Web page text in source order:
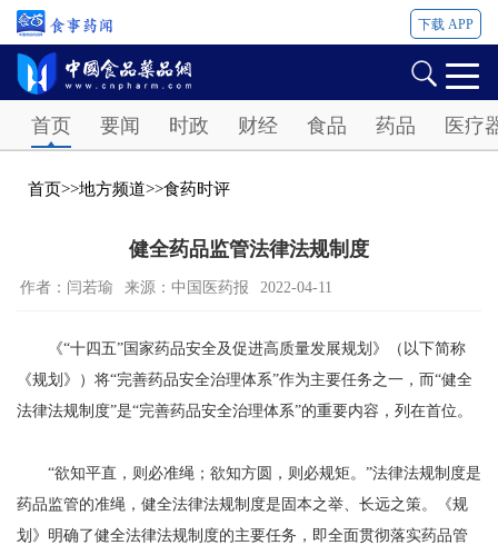
下载 APP
首页 要闻 时政 财经 食品 药品 医疗
首页>>地方频道>>食药时评
健全药品监管法律法规制度
作者：闫若瑜 来源：中国医药报 2022-04-11
《“十四五”国家药品安全及促进高质量发展规划》（以下简称
《规划》）将“完善药品安全治理体系”作为主要任务之一，而“健全
法律法规制度”是“完善药品安全治理体系”的重要内容，列在首位。
“欲知平直，则必准绳；欲知方圆，则必规矩。”法律法规制度是
药品监管的准绳，健全法律法规制度是固本之举、长远之策。《规
划》明确了健全法律法规制度的主要任务，即全面贯彻落实药品管